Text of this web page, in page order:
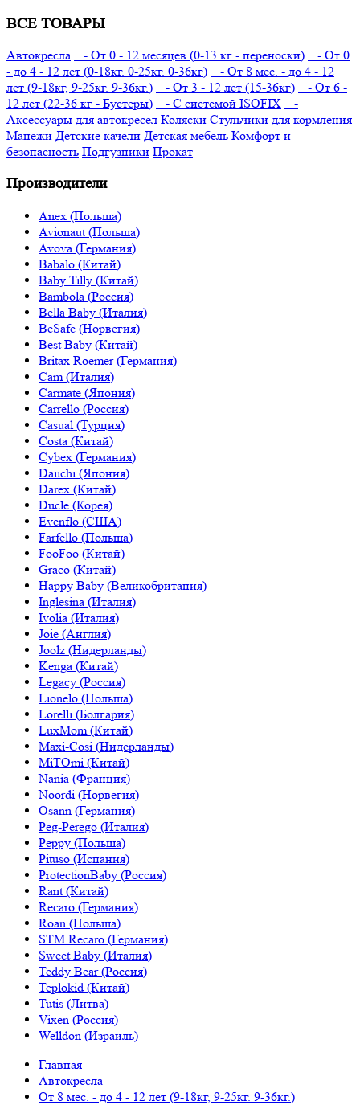
ВСЕ ТОВАРЫ
Автокресла - От 0 - 12 месяцев (0-13 кг - переноски)
- От 0
- до 4 - 12 лет (0-18кг. 0-25кг. 0-36кг)
- От 8 мес. - до 4 - 12
лет (9-18кг, 9-25кг. 9-36кг.)
- От 3 - 12 лет (15-36кг)
- От 6 -
12 лет (22-36 кг - Бустеры)
- С системой ISOFIX
-
Аксессуары для автокресел Коляски Стульчики для кормления
Манежи Детские качели Детская мебель Комфорт и
безопасность Подгузники Прокат
Производители
Anex (Польша)
Avionaut (Польша)
Avova (Германия)
Babalo (Китай)
Baby Tilly (Китай)
Bambola (Россия)
Bella Baby (Италия)
BeSafe (Норвегия)
Best Baby (Китай)
Britax Roemer (Германия)
Cam (Италия)
Carmate (Япония)
Carrello (Россия)
Casual (Турция)
Costa (Китай)
Cybex (Германия)
Daiichi (Япония)
Darex (Китай)
Ducle (Корея)
Evenflo (США)
Farfello (Польша)
FooFoo (Китай)
Graco (Китай)
Happy Baby (Великобритания)
Inglesina (Италия)
Ivolia (Италия)
Joie (Англия)
Joolz (Нидерланды)
Kenga (Китай)
Legacy (Россия)
Lionelo (Польша)
Lorelli (Болгария)
LuxMom (Китай)
Maxi-Cosi (Нидерланды)
MiTOmi (Китай)
Nania (Франция)
Noordi (Норвегия)
Osann (Германия)
Peg-Perego (Италия)
Peppy (Польша)
Pituso (Испания)
ProtectionBaby (Россия)
Rant (Китай)
Recaro (Германия)
Roan (Польша)
STM Recaro (Германия)
Sweet Baby (Италия)
Teddy Bear (Россия)
Teplokid (Китай)
Tutis (Литва)
Vixen (Россия)
Welldon (Израиль)
Главная
Автокресла
От 8 мес. - до 4 - 12 лет (9-18кг, 9-25кг. 9-36кг.)